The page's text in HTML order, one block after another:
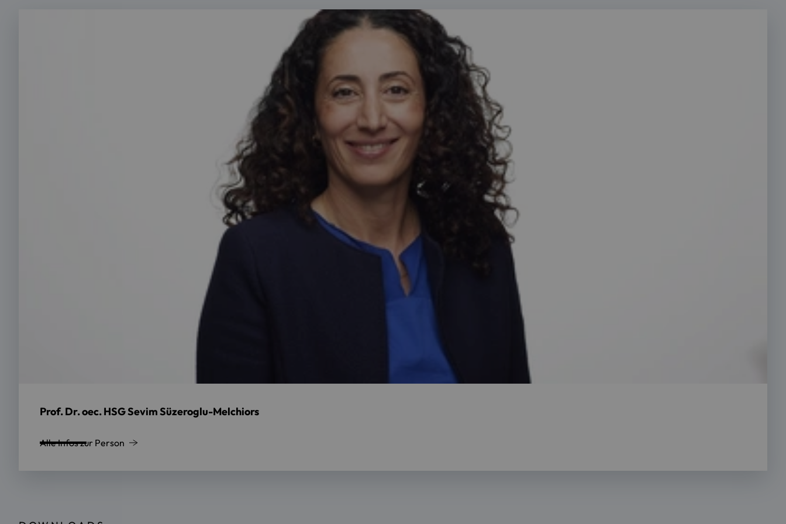
Prof. Dr. oec. HSG Sevim Süzeroglu-Melchiors
Alle Infos zur Person